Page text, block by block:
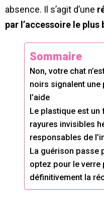
absence. Il s’agit d’une
par l’accessoire le plus
Sommaire
Non, votre chat
noirs signalent une
l’aide
Le plastique est un
rayures invisibles
responsables de
La guérison passe
optez pour le verre
définitivement la